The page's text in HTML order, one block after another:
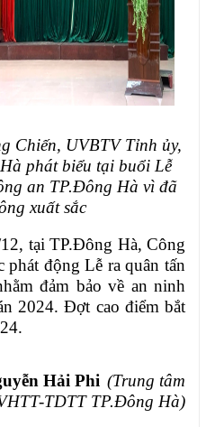
Chiến, UVBTV Tỉnh ủy,
phát biểu tại buổi Lễ
an TP.Đông Hà vì đã
xuất sắc
tại TP.Đông Hà, Công
động Lễ ra quân tấn
đảm bảo về an ninh
2024. Đợt cao điểm bắt
Hải Phi (Trung tâm
TDTT TP.Đông Hà)